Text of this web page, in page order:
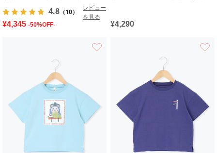
4.8 （10）
レビュー
を見る
¥4,345 -50%OFF- ¥4,290